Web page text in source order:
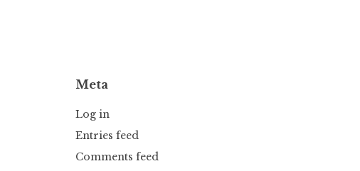
Meta
Log in
Entries feed
Comments feed